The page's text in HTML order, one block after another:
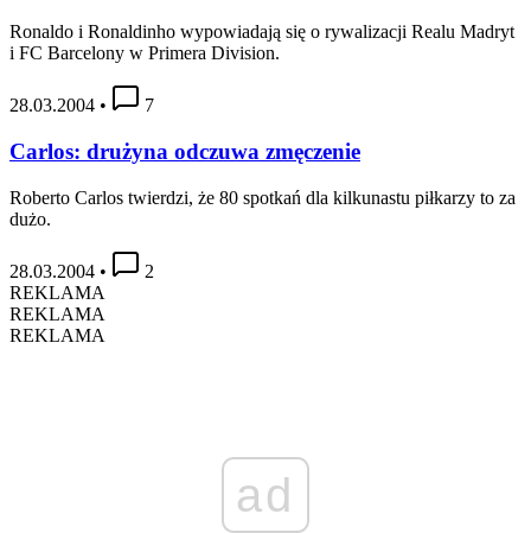
Ronaldo i Ronaldinho wypowiadają się o rywalizacji Realu Madryt
i FC Barcelony w Primera Division.
28.03.2004 • 7
Carlos: drużyna odczuwa zmęczenie
Roberto Carlos twierdzi, że 80 spotkań dla kilkunastu piłkarzy to za
dużo.
28.03.2004 •
2
REKLAMA
REKLAMA
REKLAMA
ad